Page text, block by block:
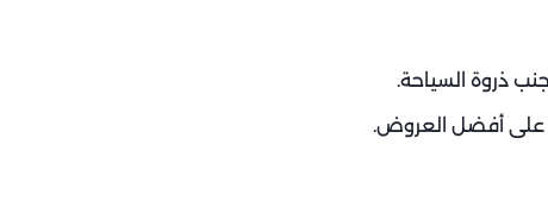
ذروة السياحة.
على أفضل العروض.